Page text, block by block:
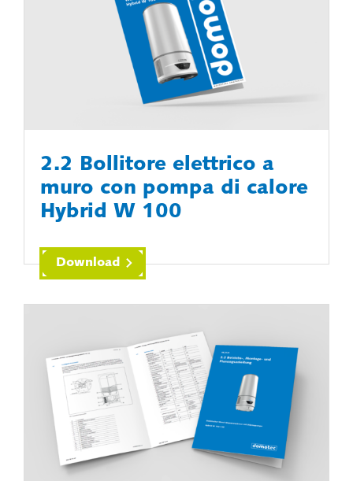
2.2 Bollitore elettrico a
muro con pompa di calore
Hybrid W 100
Download